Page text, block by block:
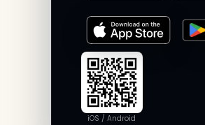
iOS / Android